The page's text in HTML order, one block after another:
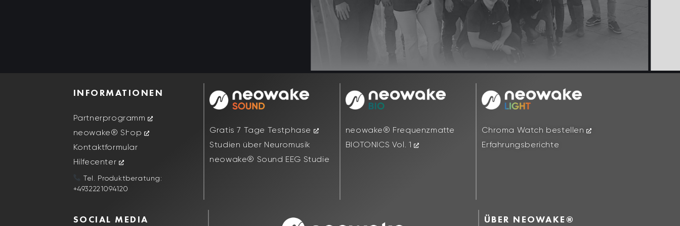
INFORMATIONEN
Partnerprogramm
neowake® Shop
Kontaktformular
Hilfecenter
Tel. Produktberatung:
+4932221094120
Gratis 7 Tage Testphase
Studien über Neuromusik
neowake® Sound EEG Studie
neowake® Frequenzmatte
BIOTONICS Vol. 1
Chroma Watch bestellen
Erfahrungsberichte
SOCIAL MEDIA ÜBER NEOWAKE®